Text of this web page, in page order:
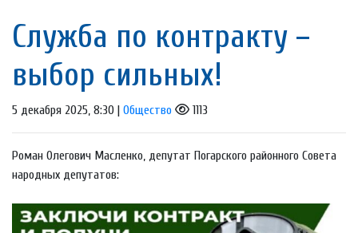
Служба по контракту –
выбор сильных!
5 декабря 2025, 8:30 | Общество 1113
Роман Олегович Масленко, депутат Погарского районного Совета
народных депутатов: